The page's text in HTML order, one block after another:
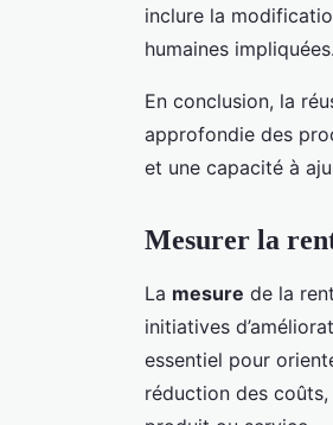
inclure la
humaines impliquées.
En conclusion, la
approfondie des
et une capacité à
Mesurer la
La mesure de la
initiatives
essentiel pour
réduction des